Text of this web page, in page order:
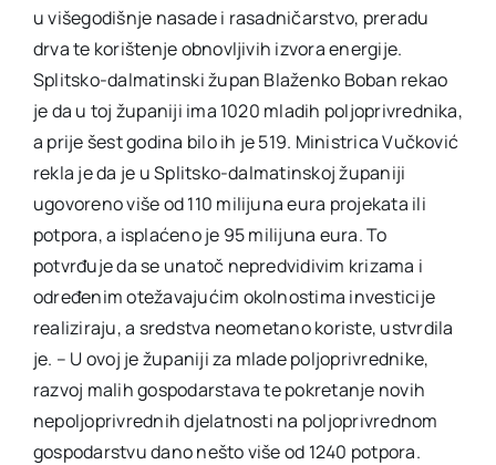
u višegodišnje nasade i rasadničarstvo, preradu
drva te korištenje obnovljivih izvora energije.
Splitsko-dalmatinski župan Blaženko Boban rekao
je da u toj županiji ima 1020 mladih poljoprivrednika,
a prije šest godina bilo ih je 519. Ministrica Vučković
rekla je da je u Splitsko-dalmatinskoj županiji
ugovoreno više od 110 milijuna eura projekata ili
potpora, a isplaćeno je 95 milijuna eura. To
potvrđuje da se unatoč nepredvidivim krizama i
određenim otežavajućim okolnostima investicije
realiziraju, a sredstva neometano koriste, ustvrdila
je. – U ovoj je županiji za mlade poljoprivrednike,
razvoj malih gospodarstava te pokretanje novih
nepoljoprivrednih djelatnosti na poljoprivrednom
gospodarstvu dano nešto više od 1240 potpora.